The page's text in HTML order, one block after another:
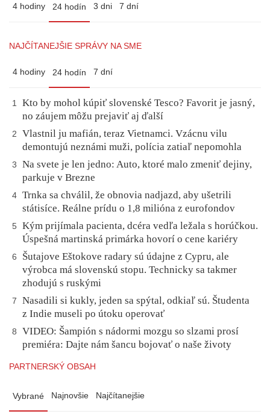
4 hodiny 24 hodín 3 dni 7 dní
NAJČÍTANEJŠIE SPRÁVY NA SME
4 hodiny 24 hodín 7 dní
1
Kto by mohol kúpiť slovenské Tesco? Favorit je jasný,
no záujem môžu prejaviť aj ďalší
2
Vlastnil ju mafián, teraz Vietnamci. Vzácnu vilu
demontujú neznámi muži, polícia zatiaľ nepomohla
3
Na svete je len jedno: Auto, ktoré malo zmeniť dejiny,
parkuje v Brezne
4 Trnka sa chválil, že obnovia nadjazd, aby ušetrili
státisíce. Reálne prídu o 1,8 milióna z eurofondov
5
Kým prijímala pacienta, dcéra vedľa ležala s horúčkou.
Úspešná martinská primárka hovorí o cene kariéry
6
Šutajove Eštokove radary sú údajne z Cypru, ale
výrobca má slovenskú stopu. Technicky sa takmer
zhodujú s ruskými
7
Nasadili si kukly, jeden sa spýtal, odkiaľ sú. Študenta
z Indie museli po útoku operovať
8
VIDEO: Šampión s nádormi mozgu so slzami prosí
premiéra: Dajte nám šancu bojovať o naše životy
PARTNERSKÝ OBSAH
Vybrané Najnovšie Najčítanejšie